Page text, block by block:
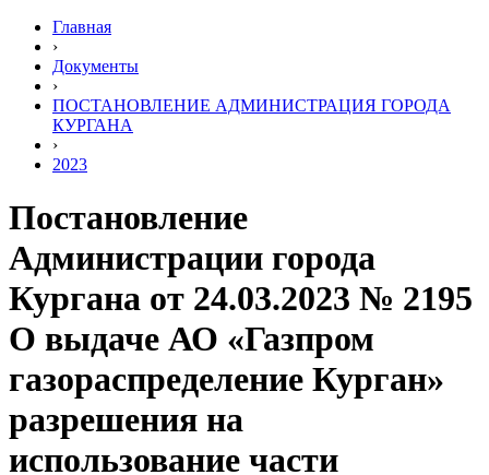
Главная
›
Документы
›
ПОСТАНОВЛЕНИЕ АДМИНИСТРАЦИЯ ГОРОДА
КУРГАНА
›
2023
Постановление
Администрации города
Кургана от 24.03.2023 № 2195
О выдаче АО «Газпром
газораспределение Курган»
разрешения на
использование части